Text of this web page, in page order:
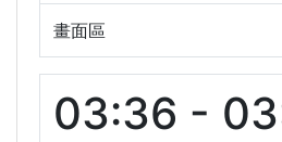
畫面區
03:36 -